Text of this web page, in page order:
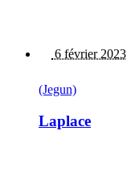
6 février 2023
(Jegun)
Laplace